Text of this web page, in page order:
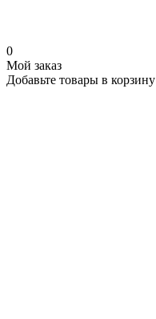
0
Мой заказ
Добавьте товары в корзину